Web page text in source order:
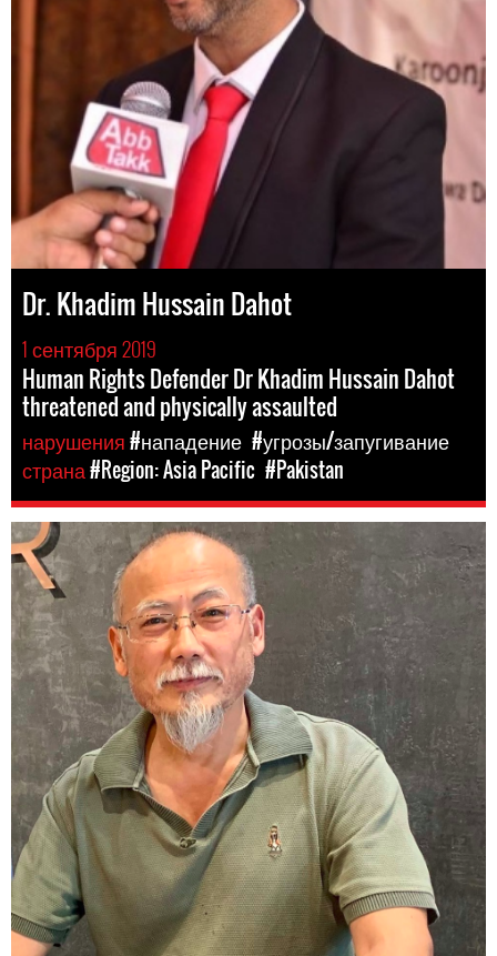
Dr. Khadim Hussain Dahot
1 сентября 2019
Human Rights Defender Dr Khadim Hussain Dahot
threatened and physically assaulted
нарушения#нападение #угрозы/запугивание
страна#Region: Asia Pacific #Pakistan